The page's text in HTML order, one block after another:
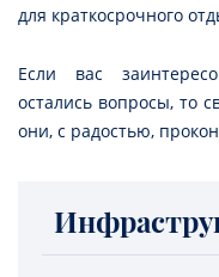
для краткосрочного
Если вас
остались вопросы, то
они, с радостью,